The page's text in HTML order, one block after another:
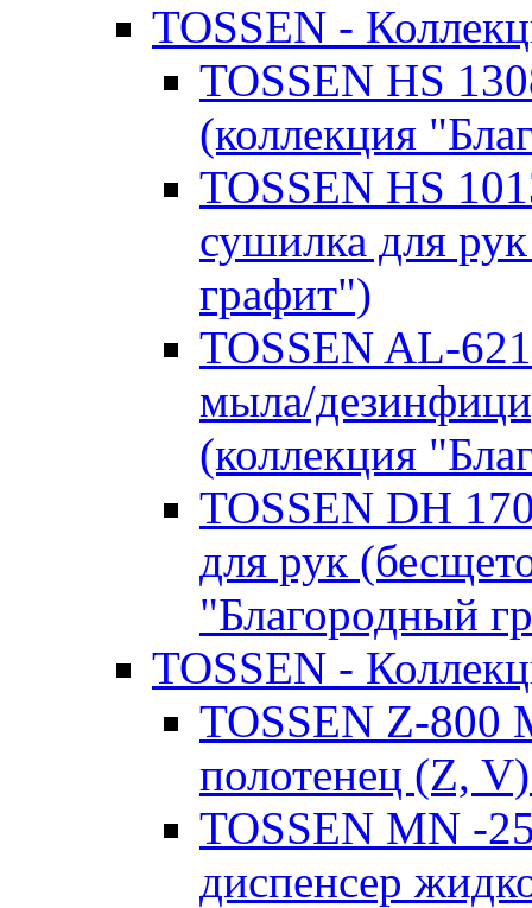
TOSSEN -
TOSSEN HS
(коллекция
TOSSEN HS
сушилка для
графит")
TOSSEN AL-
мыла/
(коллекция
TOSSEN DH
для рук
"Благородный
TOSSEN -
TOSSEN Z-800
полотенец (Z,
TOSSEN MN -
диспенсер